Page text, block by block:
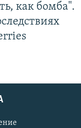
как бомба".